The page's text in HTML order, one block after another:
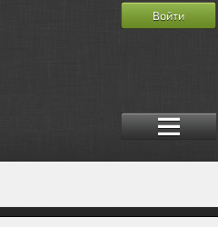
Войти